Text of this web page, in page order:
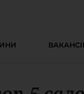
ВАКАНСІЇ